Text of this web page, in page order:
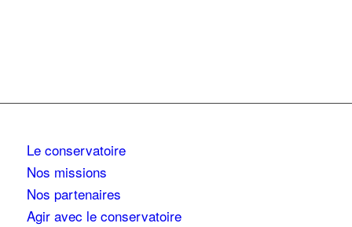
Le conservatoire
Nos missions
Nos partenaires
Agir avec le conservatoire